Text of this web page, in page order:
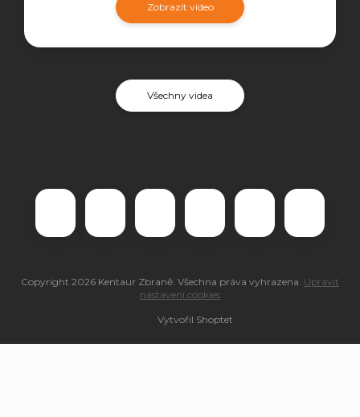
Zobrazit video
Všechny videa
Vytvořil Shoptet
Copyright 2026 Kentaur Zbraně. Všechna práva vyhrazena. Upravit
nastavení cookies